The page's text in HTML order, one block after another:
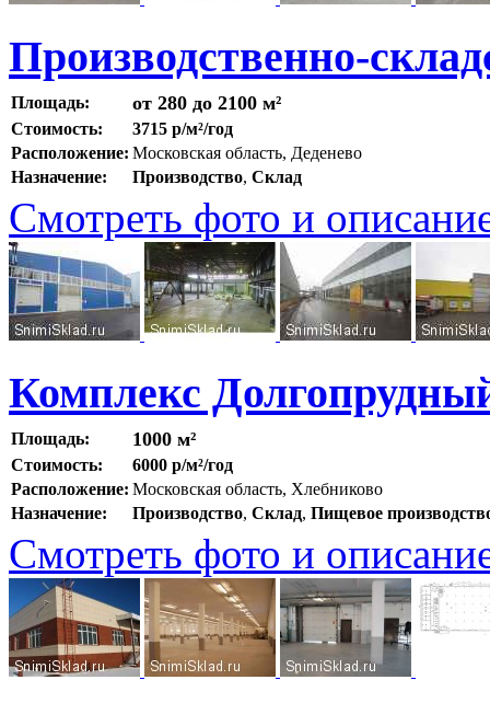
Производственно-
Площадь: от 280 до 2100 м²
Стоимость:
3715 р/м²/год
Расположение: Московская область, Деденево
Назначение:
Производство, Склад
Смотреть фото и
Комплекс
Площадь: 1000 м²
Стоимость:
6000 р/м²/год
Расположение: Московская область, Хлебниково
Назначение:
Производство, Склад, Пищевое
Смотреть фото и